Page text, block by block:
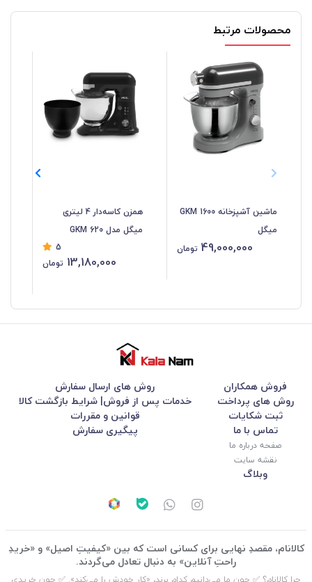
محصولات مرتبط
ماشین آشپزخانه GKM 1600
میگل
49,000,000 تومان
همزن کاسه‌دار 4 لیتری
میگل مدل GKM 620
5
13,180,000 تومان
فروش همکاران
روش های ارسال سفارش
روش های پرداخت
خدمات پس از فروش| شرایط بازگشت کالا
ثبت شکایات
قوانین و مقررات
تماس با ما
صفحه درباره ما
نقشه سایت
پیگیری سفارش
وبلاگ
کالانام، مقصدِ نهایی برای کسانی است که بین «کیفیتِ اصیل» و «خریدِ
راحتِ آنلاین» به دنبال تعادل می‌گردند.